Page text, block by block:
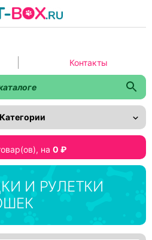
на 0 ₽
Категории
Контакты
И РУЛЕТКИ